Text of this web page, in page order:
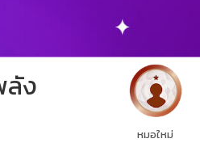
ง
หมอใหม่